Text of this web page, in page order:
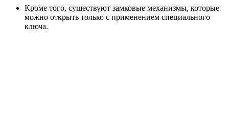
Кроме того, существуют замковые механизмы, которые
можно открыть только с применением специального
ключа.